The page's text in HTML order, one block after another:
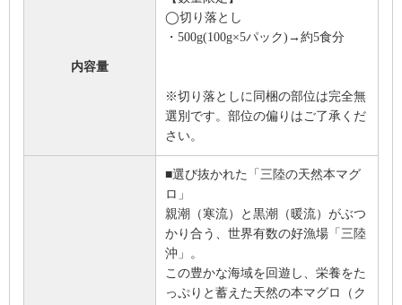
内容量
◯切り落とし
・500g(100g×5パック)→約5食分
※切り落としに同梱の部位は完全無
選別です。部位の偏りはご了承くだ
さい。
■選び抜かれた「三陸の天然本マグ
ロ」
親潮（寒流）と黒潮（暖流）がぶつ
かり合う、世界有数の好漁場「三陸
沖」。
この豊かな海域を回遊し、栄養をた
っぷりと蓄えた天然の本マグロ（ク